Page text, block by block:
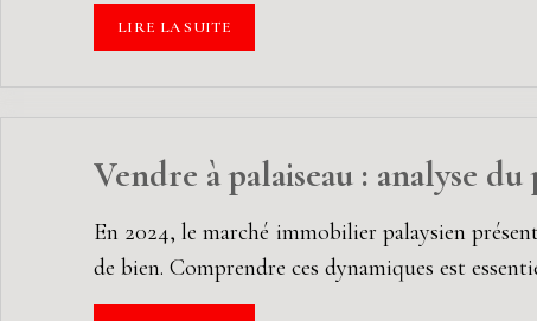
LIRE LA SUITE
Vendre à palaiseau : analyse
En 2024, le marché immobilier palaysien
de bien. Comprendre ces dynamiques est